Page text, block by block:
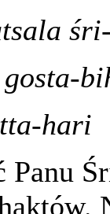
hari
Panu